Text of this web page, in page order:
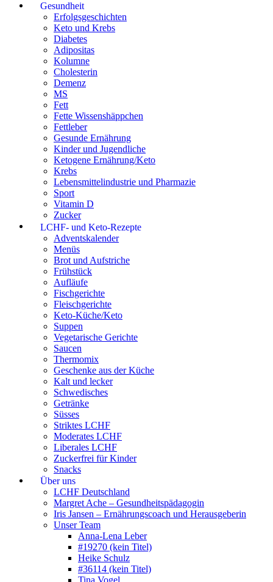
Gesundheit
Erfolgsgeschichten
Keto und Krebs
Diabetes
Adipositas
Kolumne
Cholesterin
Demenz
MS
Fett
Fette Wissenshäppchen
Fettleber
Gesunde Ernährung
Kinder und Jugendliche
Ketogene Ernährung/Keto
Krebs
Lebensmittelindustrie und Pharmazie
Sport
Vitamin D
Zucker
LCHF- und Keto-Rezepte
Adventskalender
Menüs
Brot und Aufstriche
Frühstück
Aufläufe
Fischgerichte
Fleischgerichte
Keto-Küche/Keto
Suppen
Vegetarische Gerichte
Saucen
Thermomix
Geschenke aus der Küche
Kalt und lecker
Schwedisches
Getränke
Süsses
Striktes LCHF
Moderates LCHF
Liberales LCHF
Zuckerfrei für Kinder
Snacks
Über uns
LCHF Deutschland
Margret Ache – Gesundheitspädagogin
Iris Jansen – Ernährungscoach und Herausgeberin
Unser Team
Anna-Lena Leber
#19270 (kein Titel)
Heike Schulz
#36114 (kein Titel)
Tina Vogel